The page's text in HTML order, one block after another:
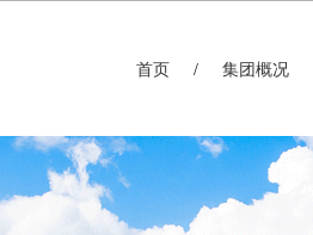
首页 集团概况